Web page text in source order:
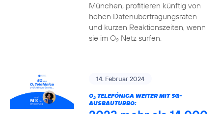
München, profitieren künftig von
hohen Datenübertragungsraten
und kurzen Reaktionszeiten, wenn
sie im O2Netz surfen.
14. Februar 2024
O2TELEFÓNICA WEITER MIT 5G-
AUSBAUTURBO: